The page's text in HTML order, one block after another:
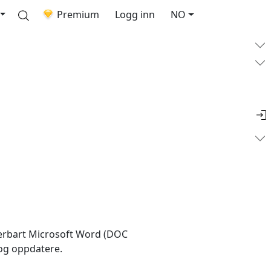
Premium Logg inn NO
Microsoft Word (DOC
oppdatere.